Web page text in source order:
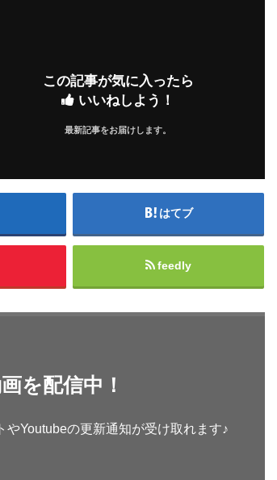
この記事が気に入ったら
いいねしよう！
最新記事をお届けします。
はてブ
feedly
を配信中！
やYoutubeの更新通知が受け取れます♪